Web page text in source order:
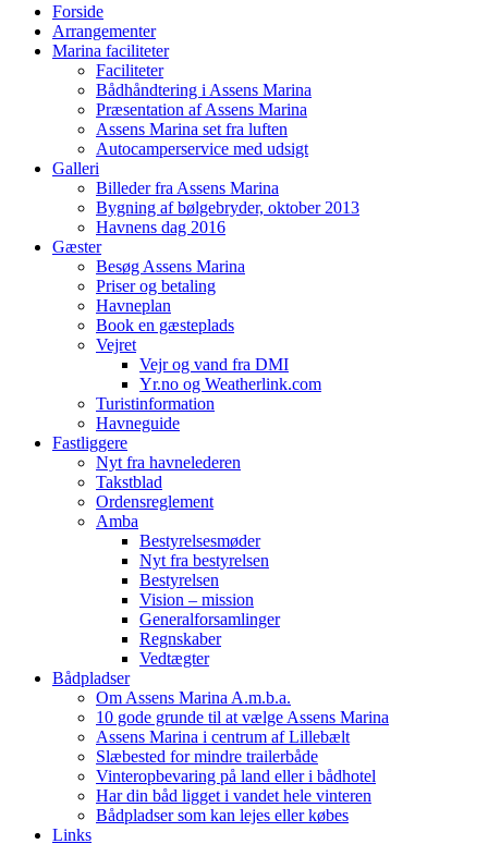
Forside
Arrangementer
Marina faciliteter
Faciliteter
Bådhåndtering i Assens Marina
Præsentation af Assens Marina
Assens Marina set fra luften
Autocamperservice med udsigt
Galleri
Billeder fra Assens Marina
Bygning af bølgebryder, oktober 2013
Havnens dag 2016
Gæster
Besøg Assens Marina
Priser og betaling
Havneplan
Book en gæsteplads
Vejret
Vejr og vand fra DMI
Yr.no og Weatherlink.com
Turistinformation
Havneguide
Fastliggere
Nyt fra havnelederen
Takstblad
Ordensreglement
Amba
Bestyrelsesmøder
Nyt fra bestyrelsen
Bestyrelsen
Vision – mission
Generalforsamlinger
Regnskaber
Vedtægter
Bådpladser
Om Assens Marina A.m.b.a.
10 gode grunde til at vælge Assens Marina
Assens Marina i centrum af Lillebælt
Slæbested for mindre trailerbåde
Vinteropbevaring på land eller i bådhotel
Har din båd ligget i vandet hele vinteren
Bådpladser som kan lejes eller købes
Links